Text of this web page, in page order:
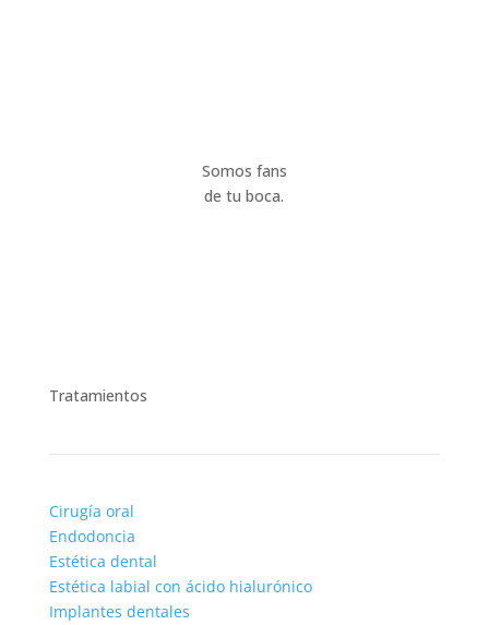
Somos fans
de tu boca.
Tratamientos
Cirugía oral
Endodoncia
Estética dental
Estética labial con ácido hialurónico
Implantes dentales